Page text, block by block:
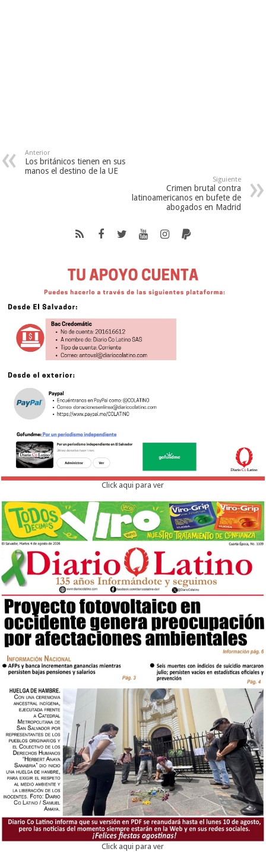
Anterior
Los británicos tienen en sus
manos el destino de la UE
Siguiente
Crimen brutal contra
latinoamericanos en bufete de
abogados en Madrid
Click aqui para ver
Click aqui para ver